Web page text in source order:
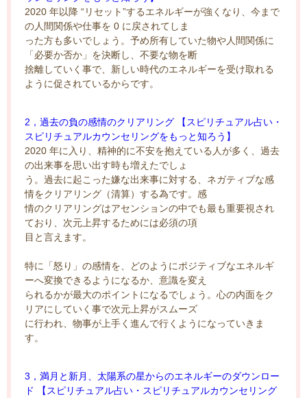
2020 年以降 “リセット”するエネルギーが強くなり、今まで
の人間関係や仕事を 0 に戻されてしま
った方も多いでしょう。予め所有していた物や人間関係に
「必要か否か」を決断し、不要な物を断
捨離していく事で、新しい時代のエネルギーを受け取れる
ように促されているからです。
2，過去の負の感情のクリアリング 【スピリチュアル占い・
スピリチュアルカウンセリングをもっと知ろう】
2020 年に入り、精神的に不安を抱えている人が多く、過去
の出来事を思い出す時も増えたでしょ
う。過去に起こった嫌な出来事に対する、ネガティブな感
情をクリアリング（清算）する為です。感
情のクリアリングはアセンションの中でも最も重要視され
ており、次元上昇するためには必須の項
目と言えます。
特に「怒り」の感情を、どのようにポジティブなエネルギ
ーへ変換できるようになるか、意識を変え
られるかが最大のポイントになるでしょう。心の内面をク
リアにしていく事で次元上昇がスムーズ
に行われ、物事が上手く進んで行くようになっていきま
す。
3，満月と新月、太陽系の星からのエネルギーのダウンロー
ド 【スピリチュアル占い・スピリチュアルカウンセリング